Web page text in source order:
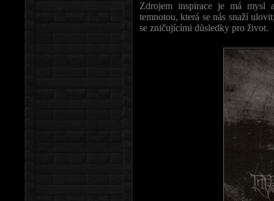
Zdrojem inspirace je má mysl
temnotou, která se nás snaží
se zničujícími důsledky pro život.